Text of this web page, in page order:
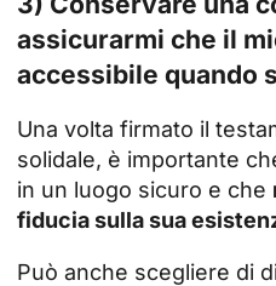
assicurarmi che il
accessibile quando
Una volta firmato il
solidale, è importante
in un luogo sicuro e che
fiducia sulla sua
Può anche scegliere di